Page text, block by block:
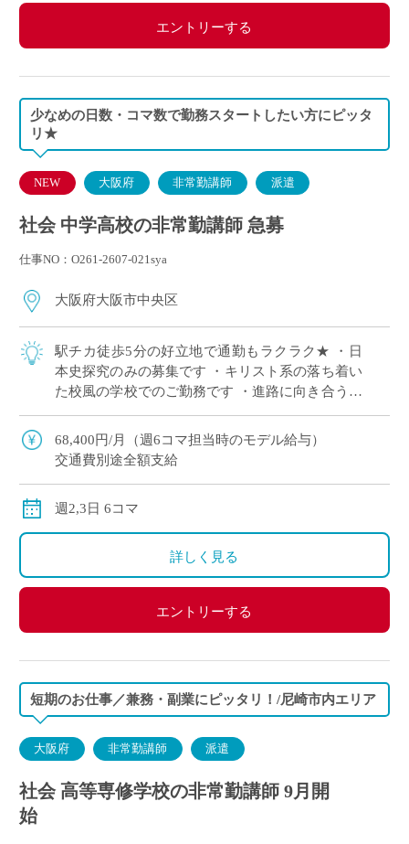
エントリーする
少なめの日数・コマ数で勤務スタートしたい方にピッタ
リ★
NEW 大阪府 非常勤講師 派遣
社会 中学高校の非常勤講師 急募
仕事NO：O261-2607-021sya
大阪府大阪市中央区
駅チカ徒歩5分の好立地で通勤もラクラク★ ・日
本史探究のみの募集です ・キリスト系の落ち着い
た校風の学校でのご勤務です ・進路に向き合う大
歓迎します ・月～金のうち、ご勤務可能 […]
68,400円/月（週6コマ担当時のモデル給与）
交通費別途全額支給
週2,3日 6コマ
詳しく見る
エントリーする
短期のお仕事／兼務・副業にピッタリ！/尼崎市内エリア
大阪府 非常勤講師 派遣
社会 高等専修学校の非常勤講師 9月開
始